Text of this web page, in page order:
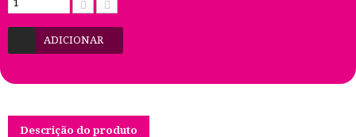
ADICIONAR
Descrição do produto